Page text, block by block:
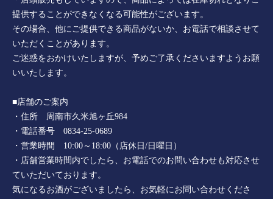
提供することができなくなる可能性がございます。
その場合、他にご提供できる商品がないか、お電話で相談させて
いただくことがあります。
ご迷惑をおかけいたしますが、予めご了承くださいますようお願
いいたします。
■店舗のご案内
・住所 周南市久米旭ヶ丘984
・電話番号 0834-25-0689
・営業時間 10:00～18:00（店休日/日曜日）
・店舗営業時間内でしたら、お電話でのお問い合わせも対応させ
ていただいております。
気になるお酒がございましたら、お気軽にお問い合わせくださ